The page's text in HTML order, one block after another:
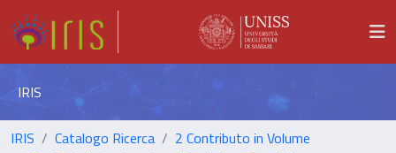
IRIS
IRIS Catalogo Ricerca
2 Contributo in Volume